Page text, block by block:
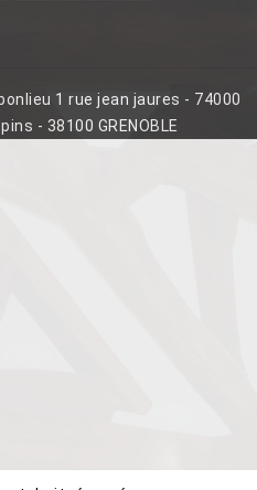
1 rue jean jaures - 74000
- 38100 GRENOBLE